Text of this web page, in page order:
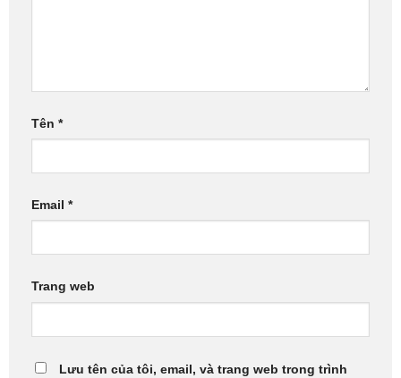
Tên *
Email *
Trang web
Lưu tên của tôi, email, và trang web trong trình